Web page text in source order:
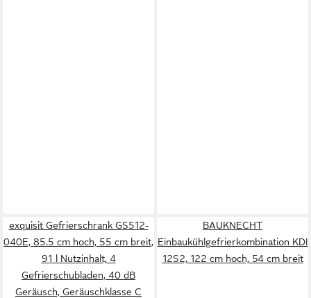
exquisit Gefrierschrank GS512-
040E, 85.5 cm hoch, 55 cm breit,
91 l Nutzinhalt, 4
Gefrierschubladen, 40 dB
Geräusch, Geräuschklasse C
BAUKNECHT
Einbaukühlgefrierkombination KDI
12S2, 122 cm hoch, 54 cm breit